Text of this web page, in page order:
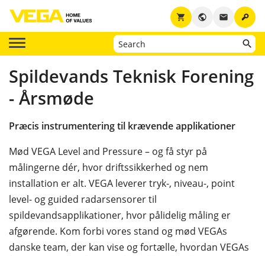
key
email
public
shopping_cart
Spildevands Teknisk Forening
- Årsmøde
Præcis instrumentering til krævende applikationer
Mød VEGA Level and Pressure – og få styr på
målingerne dér, hvor driftssikkerhed og nem
installation er alt. VEGA leverer tryk-, niveau-, point
level- og guided radarsensorer til
spildevandsapplikationer, hvor pålidelig måling er
afgørende. Kom forbi vores stand og mød VEGAs
danske team, der kan vise og fortælle, hvordan VEGAs